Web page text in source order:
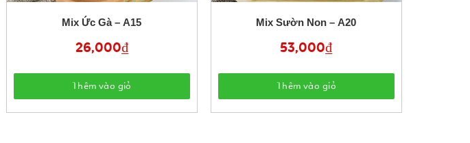
Mix Ức Gà – A15
26,000₫
Thêm vào giỏ
Mix Sườn Non – A20
53,000₫
Thêm vào giỏ